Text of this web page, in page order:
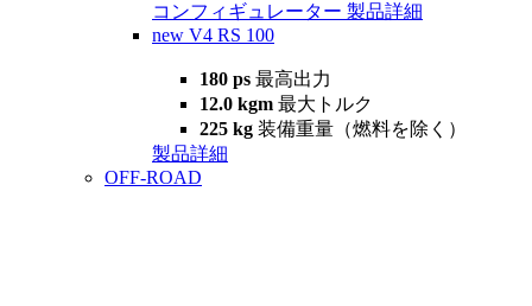
コンフィギュレーター 製品詳細
new V4 RS 100
180 ps 最高出力
12.0 kgm 最大トルク
225 kg 装備重量（燃料を除く）
製品詳細
OFF-ROAD